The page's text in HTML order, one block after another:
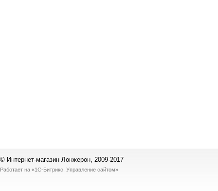
© Интернет-магазин Лонжерон, 2009-2017
Работает на «1С-Битрикс: Управление сайтом»